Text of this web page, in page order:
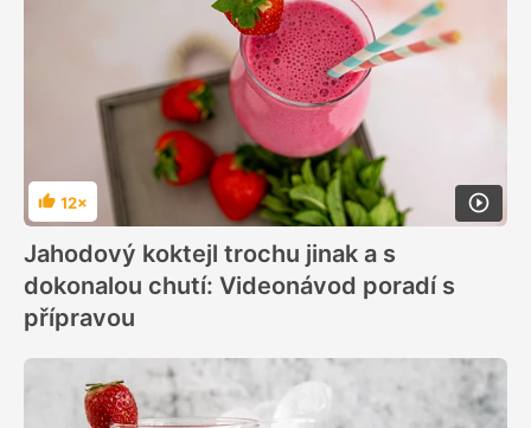
Hodnocení
12×
Jahodový koktejl trochu jinak a s
dokonalou chutí: Videonávod poradí s
přípravou